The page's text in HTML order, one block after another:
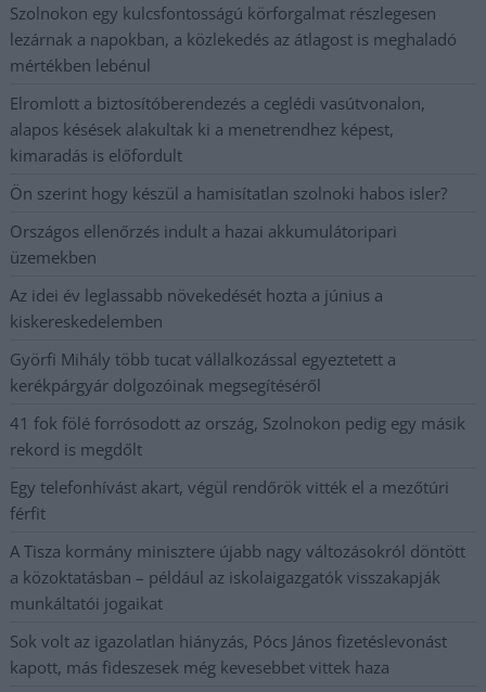
Szolnokon egy kulcsfontosságú körforgalmat részlegesen
lezárnak a napokban, a közlekedés az átlagost is meghaladó
mértékben lebénul
Elromlott a biztosítóberendezés a ceglédi vasútvonalon,
alapos késések alakultak ki a menetrendhez képest,
kimaradás is előfordult
Ön szerint hogy készül a hamisítatlan szolnoki habos isler?
Országos ellenőrzés indult a hazai akkumulátoripari
üzemekben
Az idei év leglassabb növekedését hozta a június a
kiskereskedelemben
Györfi Mihály több tucat vállalkozással egyeztetett a
kerékpárgyár dolgozóinak megsegítéséről
41 fok fölé forrósodott az ország, Szolnokon pedig egy másik
rekord is megdőlt
Egy telefonhívást akart, végül rendőrök vitték el a mezőtúri
férfit
A Tisza kormány minisztere újabb nagy változásokról döntött
a közoktatásban – például az iskolaigazgatók visszakapják
munkáltatói jogaikat
Sok volt az igazolatlan hiányzás, Pócs János fizetéslevonást
kapott, más fideszesek még kevesebbet vittek haza